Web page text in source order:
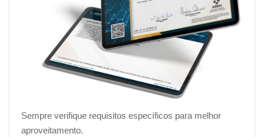
presença online notável é feita através de estratégias de
marketing digital sólidas. É possível destacar a marca
utilizando diversas opções de estratégias de marketing
essenciais, onde hoje se tem um cenário digital em uma
velocidade alta de constante evolução.
Módulo 6 – O poder do conteúdo
Sendo uma abordagem que transcende a simples
promoção de produtos, o marketing de conteúdo visa
Sempre verifique requisitos específicos para melhor
aproveitamento.